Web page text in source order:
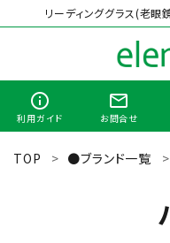
リーディンググラス(老
info_outline
利用ガイド
mail_outline
お問合せ
TOP ●ブランド一覧